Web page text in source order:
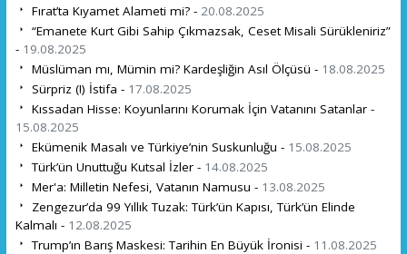
Fırat’ta Kıyamet Alameti mi? - 20.08.2025
“Emanete Kurt Gibi Sahip Çıkmazsak, Ceset Misali Sürükleniriz”
- 19.08.2025
Müslüman mı, Mümin mi? Kardeşliğin Asıl Ölçüsü - 18.08.2025
Sürpriz (!) İstifa - 17.08.2025
Kıssadan Hisse: Koyunlarını Korumak İçin Vatanını Satanlar -
15.08.2025
Ekümenik Masalı ve Türkiye’nin Suskunluğu - 15.08.2025
Türk’ün Unuttuğu Kutsal İzler - 14.08.2025
Mer'a: Milletin Nefesi, Vatanın Namusu - 13.08.2025
Zengezur’da 99 Yıllık Tuzak: Türk’ün Kapısı, Türk’ün Elinde
Kalmalı - 12.08.2025
Trump’ın Barış Maskesi: Tarihin En Büyük İronisi - 11.08.2025